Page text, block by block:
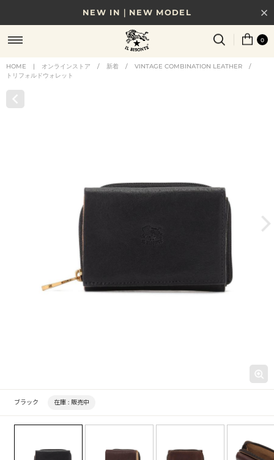
NEW IN｜NEW MODEL
8/17(月)10時まで｜税込11,000円以上で送料無料
贈る相手やシーンから選べる、新しいギフトガイド
0
HOME | オンラインストア / 新着 / VINTAGE COMBINATION LEATHER
/
トリフォルドウォレット
ブラック 在庫 : 販売中